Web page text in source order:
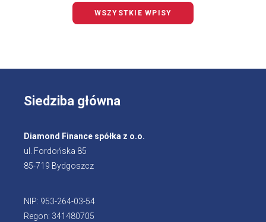
WSZYSTKIE WPISY
Siedziba główna
Diamond Finance spółka z o.o.
ul. Fordońska 85
85-719 Bydgoszcz
NIP: 953-264-03-54
Regon: 341480705